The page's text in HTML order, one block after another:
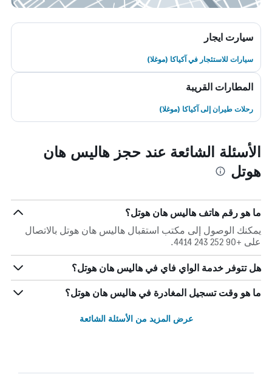
سيارت ايجار
سيارات للاستئجار في آكياكا (موغلا)
المطارات القريبة
رحلات طيران إلى آكياكا (موغلا)
الأسئلة الشائعة عند حجز هاليس هان
هوتل
ما هو رقم هاتف هاليس هان هوتل؟
يمكنك الوصول إلى مكتب استقبال هاليس هان هوتل بالاتصال
على +90 252 243 4414.
هل تتوفر خدمة الواي فاي في هاليس هان هوتل؟
ما هو وقت تسجيل المغادرة في هاليس هان هوتل؟
عرض المزيد من الأسئلة الشائعة